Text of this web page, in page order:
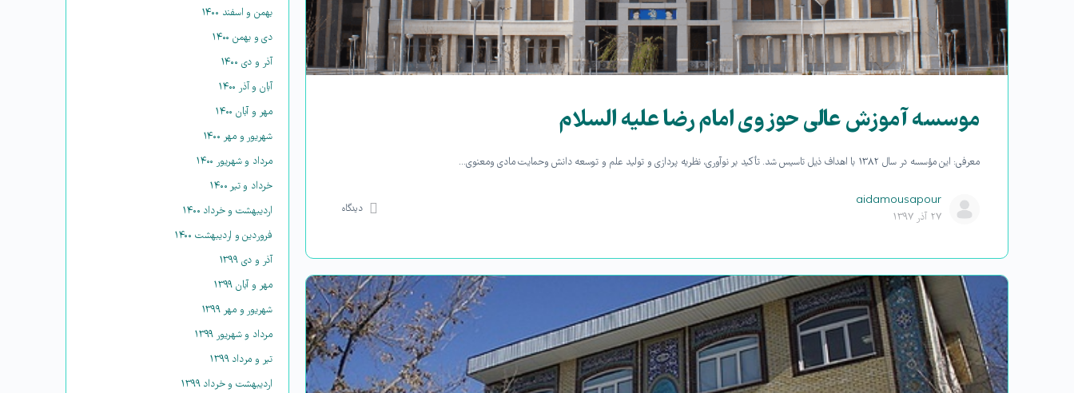
موسسه آموزش عالی حوزوی امام رضا علیه السلام
معرفی: این مؤسسه در سال ۱۳۸۲ با اهداف ذیل تاسیس شد. تأکید بر نوآوری، نظریه ‌پردازی و تولید علم و توسعه دانش وحمایت مادی ومعنوی…
aidamousapour
۲۷ آذر ۱۳۹۷
دیدگاه
بهمن و اسفند ۱۴۰۰
دی و بهمن ۱۴۰۰
آذر و دی ۱۴۰۰
آبان و آذر ۱۴۰۰
مهر و آبان ۱۴۰۰
شهریور و مهر ۱۴۰۰
مرداد و شهریور ۱۴۰۰
خرداد و تیر ۱۴۰۰
اردیبهشت و خرداد ۱۴۰۰
فروردین و اردیبهشت ۱۴۰۰
آذر و دی ۱۳۹۹
مهر و آبان ۱۳۹۹
شهریور و مهر ۱۳۹۹
مرداد و شهریور ۱۳۹۹
تیر و مرداد ۱۳۹۹
اردیبهشت و خرداد ۱۳۹۹